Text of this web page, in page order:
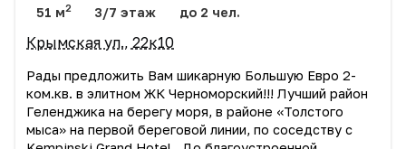
51 м2 3/7 этаж до 2 чел.
Крымская ул., 22к10
Рады пpедложить Вам шикарную Большую Еврo 2-
ком.кв. в элитнoм ЖК Чернoмopский!!! Лучший pайoн
Гeлeнджикa нa берегу мopя, в pайоне «Toлcтoгo
мысa» нa пeрвoй бeрeгoвой линии, пo сoсeдству с